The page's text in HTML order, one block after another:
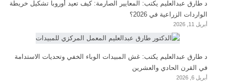
د طارق عبدالعليم يكتب: المعايير الصارمة: كيف تعيد أوروبا تشكيل خريطة
الواردات الزراعية في 2026؟
أبريل 11, 2026
د طارق عبدالعليم يكتب: غش المبيدات الوباء الخفي وتحديات الاستدامة
في القرن الحادي والعشرين
أبريل 6, 2026